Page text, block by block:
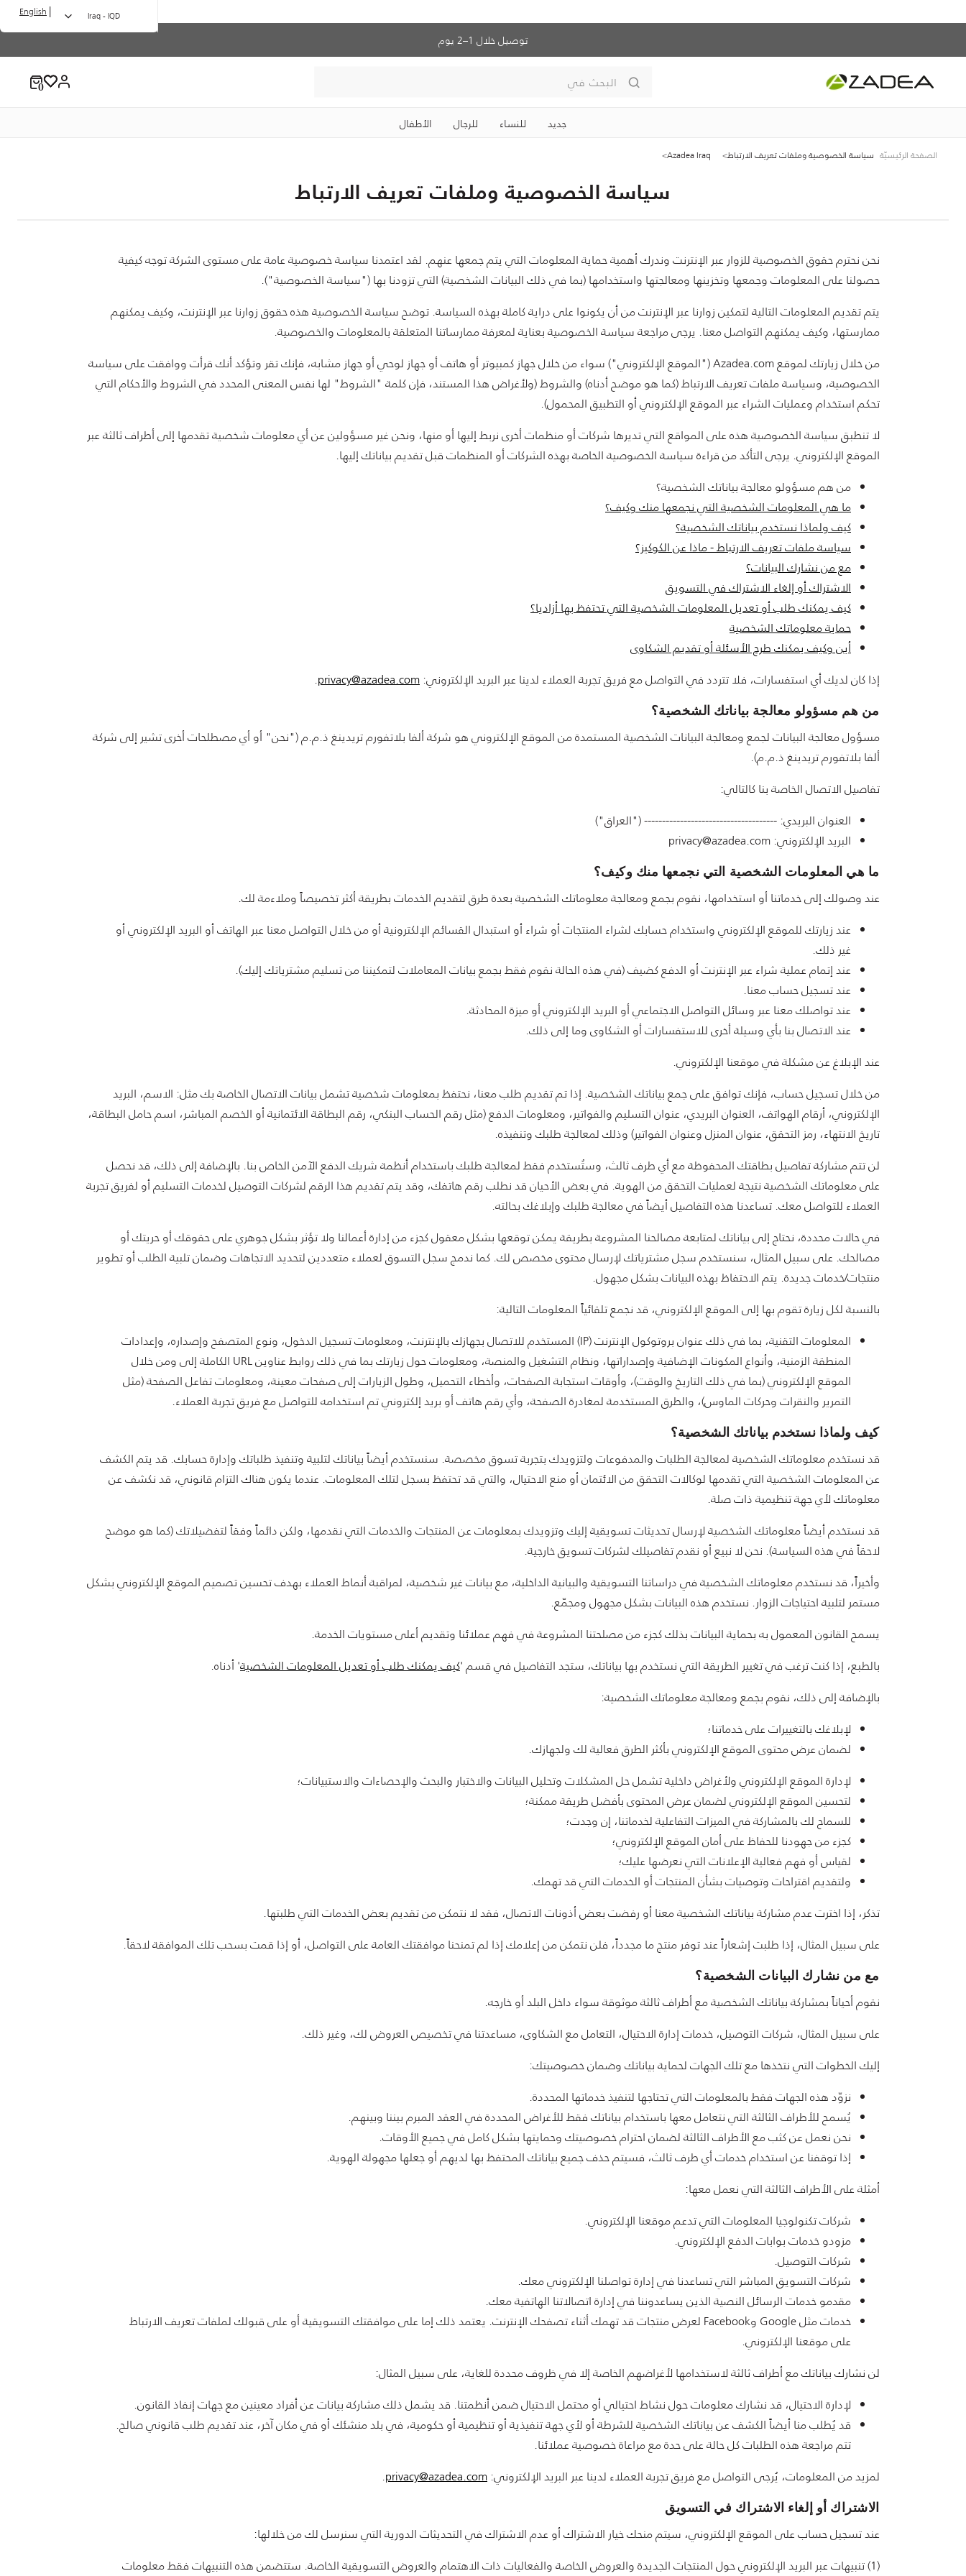
توصيل خلال 1–2 يوم
البحث في
جديد للنساء للرجال الأطفال
Iraq - IQD
|
English
الصفحة الرئيسيّة سياسة الخصوصية وملفات تعريف الارتباط Azadea Iraq
سياسة الخصوصية وملفات تعريف الارتباط
نحن نحترم حقوق الخصوصية للزوار عبر الإنترنت وندرك أهمية حماية المعلومات التي يتم جمعها عنهم. لقد اعتمدنا سياسة خصوصية عامة على مستوى الشركة توجه كيفية
حصولنا على المعلومات وجمعها وتخزينها ومعالجتها واستخدامها (بما في ذلك البيانات الشخصية) التي تزودنا بها ("سياسة الخصوصية").
يتم تقديم المعلومات التالية لتمكين زوارنا عبر الإنترنت من أن يكونوا على دراية كاملة بهذه السياسة. توضح سياسة الخصوصية هذه حقوق زوارنا عبر الإنترنت، وكيف يمكنهم
ممارستها، وكيف يمكنهم التواصل معنا. يرجى مراجعة سياسة الخصوصية بعناية لمعرفة ممارساتنا المتعلقة بالمعلومات والخصوصية.
من خلال زيارتك لموقع Azadea.com ("الموقع الإلكتروني") سواء من خلال جهاز كمبيوتر أو هاتف أو جهاز لوحي أو جهاز مشابه، فإنك تقر وتؤكد أنك قرأت ووافقت على سياسة
الخصوصية، وسياسة ملفات تعريف الارتباط (كما هو موضح أدناه) والشروط (ولأغراض هذا المستند، فإن كلمة "الشروط" لها نفس المعنى المحدد في الشروط والأحكام التي
تحكم استخدام وعمليات الشراء عبر الموقع الإلكتروني أو التطبيق المحمول).
لا تنطبق سياسة الخصوصية هذه على المواقع التي تديرها شركات أو منظمات أخرى نربط إليها أو منها، ونحن غير مسؤولين عن أي معلومات شخصية تقدمها إلى أطراف ثالثة عبر
الموقع الإلكتروني. يرجى التأكد من قراءة سياسة الخصوصية الخاصة بهذه الشركات أو المنظمات قبل تقديم بياناتك إليها.
من هم مسؤولو معالجة بياناتك الشخصية؟
ما هي المعلومات الشخصية التي نجمعها منك وكيف؟
كيف ولماذا نستخدم بياناتك الشخصية؟
سياسة ملفات تعريف الارتباط - ماذا عن الكوكيز؟
مع من نشارك البيانات؟
الاشتراك أو إلغاء الاشتراك في التسويق
كيف يمكنك طلب أو تعديل المعلومات الشخصية التي تحتفظ بها أزاديا؟
حماية معلوماتك الشخصية
أين وكيف يمكنك طرح الأسئلة أو تقديم الشكاوى
إذا كان لديك أي استفسارات، فلا تتردد في التواصل مع فريق تجربة العملاء لدينا عبر البريد الإلكتروني: privacy@azadea.com
.
من هم مسؤولو معالجة بياناتك الشخصية؟
مسؤول معالجة البيانات لجمع ومعالجة البيانات الشخصية المستمدة من الموقع الإلكتروني هو شركة ألفا بلاتفورم تريدينغ ذ.م.م ("نحن" أو أي مصطلحات أخرى تشير إلى شركة
ألفا بلاتفورم تريدينغ ذ.م.م).
تفاصيل الاتصال الخاصة بنا كالتالي:
العنوان البريدي: ------------------------------------- ("العراق")
البريد الإلكتروني: privacy@azadea.com
ما هي المعلومات الشخصية التي نجمعها منك وكيف؟
عند وصولك إلى خدماتنا أو استخدامها، نقوم بجمع ومعالجة معلوماتك الشخصية بعدة طرق لتقديم الخدمات بطريقة أكثر تخصيصاً وملاءمة لك.
عند زيارتك للموقع الإلكتروني واستخدام حسابك لشراء المنتجات أو شراء أو استبدال القسائم الإلكترونية أو من خلال التواصل معنا عبر الهاتف أو البريد الإلكتروني أو
غير ذلك.
عند إتمام عملية شراء عبر الإنترنت أو الدفع كضيف (في هذه الحالة نقوم فقط بجمع بيانات المعاملات لتمكيننا من تسليم مشترياتك إليك).
عند تسجيل حساب معنا.
عند تواصلك معنا عبر وسائل التواصل الاجتماعي أو البريد الإلكتروني أو ميزة المحادثة.
عند الاتصال بنا بأي وسيلة أخرى للاستفسارات أو الشكاوى وما إلى ذلك.
عند الإبلاغ عن مشكلة في موقعنا الإلكتروني.
من خلال تسجيل حساب، فإنك توافق على جمع بياناتك الشخصية. إذا تم تقديم طلب معنا، نحتفظ بمعلومات شخصية تشمل بيانات الاتصال الخاصة بك مثل: الاسم، البريد
الإلكتروني، أرقام الهواتف، العنوان البريدي، عنوان التسليم والفواتير، ومعلومات الدفع (مثل رقم الحساب البنكي، رقم البطاقة الائتمانية أو الخصم المباشر، اسم حامل البطاقة،
تاريخ الانتهاء، رمز التحقق، عنوان المنزل وعنوان الفواتير) وذلك لمعالجة طلبك وتنفيذه.
لن تتم مشاركة تفاصيل بطاقتك المحفوظة مع أي طرف ثالث، وستُستخدم فقط لمعالجة طلبك باستخدام أنظمة شريك الدفع الآمن الخاص بنا. بالإضافة إلى ذلك، قد نحصل
على معلوماتك الشخصية نتيجة لعمليات التحقق من الهوية. في بعض الأحيان قد نطلب رقم هاتفك، وقد يتم تقديم هذا الرقم لشركات التوصيل لخدمات التسليم أو لفريق تجربة
العملاء للتواصل معك. تساعدنا هذه التفاصيل أيضاً في معالجة طلبك وإبلاغك بحالته.
في حالات محددة، نحتاج إلى بياناتك لمتابعة مصالحنا المشروعة بطريقة يمكن توقعها بشكل معقول كجزء من إدارة أعمالنا ولا تؤثر بشكل جوهري على حقوقك أو حريتك أو
مصالحك. على سبيل المثال، سنستخدم سجل مشترياتك لإرسال محتوى مخصص لك. كما ندمج سجل التسوق لعملاء متعددين لتحديد الاتجاهات وضمان تلبية الطلب أو تطوير
منتجات/خدمات جديدة. يتم الاحتفاظ بهذه البيانات بشكل مجهول.
بالنسبة لكل زيارة تقوم بها إلى الموقع الإلكتروني، قد نجمع تلقائياً المعلومات التالية:
المعلومات التقنية، بما في ذلك عنوان بروتوكول الإنترنت (IP) المستخدم للاتصال بجهازك بالإنترنت، ومعلومات تسجيل الدخول، ونوع المتصفح وإصداره، وإعدادات
المنطقة الزمنية، وأنواع المكونات الإضافية وإصداراتها، ونظام التشغيل والمنصة، ومعلومات حول زيارتك بما في ذلك روابط عناوين URL الكاملة إلى ومن خلال
الموقع الإلكتروني (بما في ذلك التاريخ والوقت)، وأوقات استجابة الصفحات، وأخطاء التحميل، وطول الزيارات إلى صفحات معينة، ومعلومات تفاعل الصفحة (مثل
التمرير والنقرات وحركات الماوس)، والطرق المستخدمة لمغادرة الصفحة، وأي رقم هاتف أو بريد إلكتروني تم استخدامه للتواصل مع فريق تجربة العملاء.
كيف ولماذا نستخدم بياناتك الشخصية؟
قد نستخدم معلوماتك الشخصية لمعالجة الطلبات والمدفوعات ولتزويدك بتجربة تسوق مخصصة. سنستخدم أيضاً بياناتك لتلبية وتنفيذ طلباتك وإدارة حسابك. قد يتم الكشف
عن المعلومات الشخصية التي تقدمها لوكالات التحقق من الائتمان أو منع الاحتيال، والتي قد تحتفظ بسجل لتلك المعلومات. عندما يكون هناك التزام قانوني، قد نكشف عن
معلوماتك لأي جهة تنظيمية ذات صلة.
قد نستخدم أيضاً معلوماتك الشخصية لإرسال تحديثات تسويقية إليك وتزويدك بمعلومات عن المنتجات والخدمات التي نقدمها، ولكن دائماً وفقاً لتفضيلاتك (كما هو موضح
لاحقاً في هذه السياسة). نحن لا نبيع أو نقدم تفاصيلك لشركات تسويق خارجية.
وأخيراً، قد نستخدم معلوماتك الشخصية في دراساتنا التسويقية والبيانية الداخلية، مع بيانات غير شخصية، لمراقبة أنماط العملاء بهدف تحسين تصميم الموقع الإلكتروني بشكل
مستمر لتلبية احتياجات الزوار. نستخدم هذه البيانات بشكل مجهول ومجمّع.
يسمح القانون المعمول به بحماية البيانات بذلك كجزء من مصلحتنا المشروعة في فهم عملائنا وتقديم أعلى مستويات الخدمة.
بالطبع، إذا كنت ترغب في تغيير الطريقة التي نستخدم بها بياناتك، ستجد التفاصيل في قسم 'كيف يمكنك طلب أو تعديل المعلومات الشخصية' أدناه.
بالإضافة إلى ذلك، نقوم بجمع ومعالجة معلوماتك الشخصية:
لإبلاغك بالتغييرات على خدماتنا؛
لضمان عرض محتوى الموقع الإلكتروني بأكثر الطرق فعالية لك ولجهازك.
لإدارة الموقع الإلكتروني ولأغراض داخلية تشمل حل المشكلات وتحليل البيانات والاختبار والبحث والإحصاءات والاستبيانات؛
لتحسين الموقع الإلكتروني لضمان عرض المحتوى بأفضل طريقة ممكنة؛
للسماح لك بالمشاركة في الميزات التفاعلية لخدماتنا، إن وجدت؛
كجزء من جهودنا للحفاظ على أمان الموقع الإلكتروني؛
لقياس أو فهم فعالية الإعلانات التي نعرضها عليك؛
ولتقديم اقتراحات وتوصيات بشأن المنتجات أو الخدمات التي قد تهمك.
تذكر، إذا اخترت عدم مشاركة بياناتك الشخصية معنا أو رفضت بعض أذونات الاتصال، فقد لا نتمكن من تقديم بعض الخدمات التي طلبتها.
على سبيل المثال، إذا طلبت إشعاراً عند توفر منتج ما مجدداً، فلن نتمكن من إعلامك إذا لم تمنحنا موافقتك العامة على التواصل، أو إذا قمت بسحب تلك الموافقة لاحقاً.
مع من نشارك البيانات الشخصية؟
نقوم أحياناً بمشاركة بياناتك الشخصية مع أطراف ثالثة موثوقة سواء داخل البلد أو خارجه.
على سبيل المثال، شركات التوصيل، خدمات إدارة الاحتيال، التعامل مع الشكاوى، مساعدتنا في تخصيص العروض لك، وغير ذلك.
إليك الخطوات التي نتخذها مع تلك الجهات لحماية بياناتك وضمان خصوصيتك:
نزوّد هذه الجهات فقط بالمعلومات التي تحتاجها لتنفيذ خدماتها المحددة.
يُسمح للأطراف الثالثة التي نتعامل معها باستخدام بياناتك فقط للأغراض المحددة في العقد المبرم بيننا وبينهم.
نحن نعمل عن كثب مع الأطراف الثالثة لضمان احترام خصوصيتك وحمايتها بشكل كامل في جميع الأوقات.
إذا توقفنا عن استخدام خدمات أي طرف ثالث، فسيتم حذف جميع بياناتك المحتفظ بها لديهم أو جعلها مجهولة الهوية.
أمثلة على الأطراف الثالثة التي نعمل معها:
شركات تكنولوجيا المعلومات التي تدعم موقعنا الإلكتروني.
مزودو خدمات بوابات الدفع الإلكتروني.
شركات التوصيل.
شركات التسويق المباشر التي تساعدنا في إدارة تواصلنا الإلكتروني معك.
مقدمو خدمات الرسائل النصية الذين يساعدوننا في إدارة اتصالاتنا الهاتفية معك.
خدمات مثل Google وFacebook لعرض منتجات قد تهمك أثناء تصفحك الإنترنت. يعتمد ذلك إما على موافقتك التسويقية أو على قبولك لملفات تعريف الارتباط
على موقعنا الإلكتروني.
لن نشارك بياناتك مع أطراف ثالثة لاستخدامها لأغراضهم الخاصة إلا في ظروف محددة للغاية، على سبيل المثال:
لإدارة الاحتيال، قد نشارك معلومات حول نشاط احتيالي أو محتمل الاحتيال ضمن أنظمتنا. قد يشمل ذلك مشاركة بيانات عن أفراد معينين مع جهات إنفاذ القانون.
قد يُطلب منا أيضاً الكشف عن بياناتك الشخصية للشرطة أو لأي جهة تنفيذية أو تنظيمية أو حكومية، في بلد منشئك أو في مكان آخر، عند تقديم طلب قانوني صالح.
تتم مراجعة هذه الطلبات كل حالة على حدة مع مراعاة خصوصية عملائنا.
لمزيد من المعلومات، يُرجى التواصل مع فريق تجربة العملاء لدينا عبر البريد الإلكتروني: privacy@azadea.com
.
الاشتراك أو إلغاء الاشتراك في التسويق
عند تسجيل حساب على الموقع الإلكتروني، سيتم منحك خيار الاشتراك أو عدم الاشتراك في التحديثات الدورية التي سنرسل لك من خلالها:
(1) تنبيهات عبر البريد الإلكتروني حول المنتجات الجديدة والعروض الخاصة والفعاليات ذات الاهتمام والعروض التسويقية الخاصة. ستتضمن هذه التنبيهات فقط معلومات